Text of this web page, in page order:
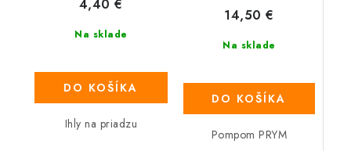
Na sklade
4,40 €
DO KOŠÍKA
Ihly na priadzu
Na sklade
14,50 €
DO KOŠÍKA
Pompom PRYM